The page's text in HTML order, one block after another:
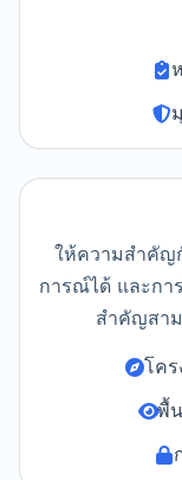
ให้ความสำคัญ
การณ์ได้ และกา
สำคัญสา
โค
พื้